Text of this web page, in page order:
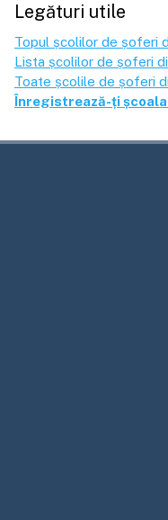
Legături utile
Topul școlilor de șoferi
Lista școlilor de șoferi
Toate școlile de șoferi
Înregistrează-ți